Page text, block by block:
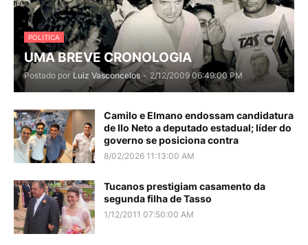
POLITICA
UMA BREVE CRONOLOGIA
Postado por Luiz Vasconcelos - 2/12/2009 06:49:00 PM
Camilo e Elmano endossam candidatura
de Ilo Neto a deputado estadual; líder do
governo se posiciona contra
8/02/2026 11:13:00 AM
Tucanos prestigiam casamento da
segunda filha de Tasso
1/12/2011 07:50:00 AM